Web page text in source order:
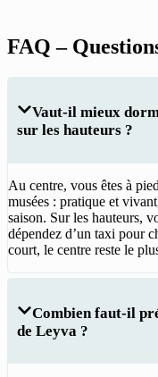
FAQ –
Vaut-il mieux
sur les hauteurs ?
Au centre, vous êtes à
musées : pratique et
saison. Sur les hauteurs,
dépendez d’un taxi pour
court, le centre reste le
Combien faut-il
de Leyva ?